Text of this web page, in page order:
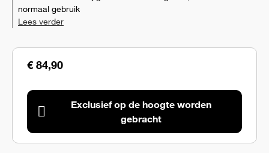
€ 84,90
Exclusief op de hoogte worden
gebracht
normaal gebruik
Lees verder